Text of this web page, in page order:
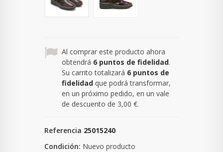
Al comprar este producto ahora
obtendrá 6 puntos de fidelidad.
Su carrito totalizará 6 puntos de
fidelidad que podrá transformar,
en un próximo pedido, en un vale
de descuento de 3,00 €.
Referencia 25015240
Condición: Nuevo producto